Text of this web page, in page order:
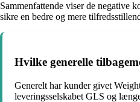
Sammenfattende viser de negative
sikre en bedre og mere
Hvilke generelle
Generelt har kunder givet
leveringsselskabet GLS og